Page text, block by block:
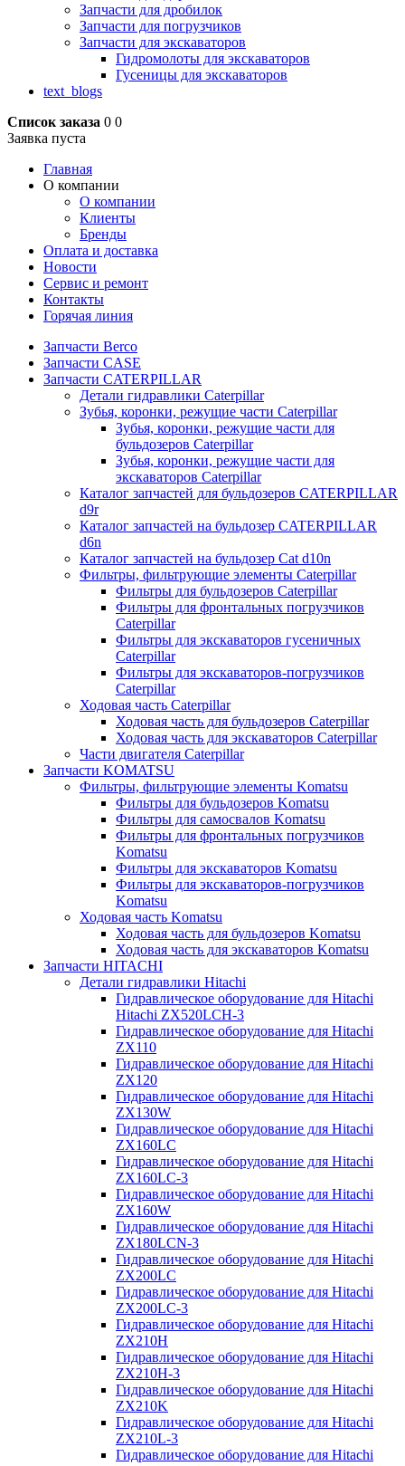
Запчасти для дробилок
Запчасти для погрузчиков
Запчасти для экскаваторов
Гидромолоты для экскаваторов
Гусеницы для экскаваторов
text_blogs
Список заказа 0 0
Заявка пуста
Главная
О компании
О компании
Клиенты
Бренды
Оплата и доставка
Новости
Сервис и ремонт
Контакты
Горячая линия
Запчасти Berco
Запчасти CASE
Запчасти CATERPILLAR
Детали гидравлики Caterpillar
Зубья, коронки, режущие части Caterpillar
Зубья, коронки, режущие части для
бульдозеров Caterpillar
Зубья, коронки, режущие части для
экскаваторов Caterpillar
Каталог запчастей для бульдозеров CATERPILLAR
d9r
Каталог запчастей на бульдозер CATERPILLAR
d6n
Каталог запчастей на бульдозер Сat d10n
Фильтры, фильтрующие элементы Caterpillar
Фильтры для бульдозеров Caterpillar
Фильтры для фронтальных погрузчиков
Caterpillar
Фильтры для экскаваторов гусеничных
Caterpillar
Фильтры для экскаваторов-погрузчиков
Caterpillar
Ходовая часть Caterpillar
Ходовая часть для бульдозеров Caterpillar
Ходовая часть для экскаваторов Caterpillar
Части двигателя Caterpillar
Запчасти KOMATSU
Фильтры, фильтрующие элементы Komatsu
Фильтры для бульдозеров Komatsu
Фильтры для самосвалов Komatsu
Фильтры для фронтальных погрузчиков
Komatsu
Фильтры для экскаваторов Komatsu
Фильтры для экскаваторов-погрузчиков
Komatsu
Ходовая часть Komatsu
Ходовая часть для бульдозеров Komatsu
Ходовая часть для экскаваторов Komatsu
Запчасти HITACHI
Детали гидравлики Hitachi
Гидравлическое оборудование для Hitachi
Hitachi ZX520LCH-3
Гидравлическое оборудование для Hitachi
ZX110
Гидравлическое оборудование для Hitachi
ZX120
Гидравлическое оборудование для Hitachi
ZX130W
Гидравлическое оборудование для Hitachi
ZX160LC
Гидравлическое оборудование для Hitachi
ZX160LC-3
Гидравлическое оборудование для Hitachi
ZX160W
Гидравлическое оборудование для Hitachi
ZX180LCN-3
Гидравлическое оборудование для Hitachi
ZX200LC
Гидравлическое оборудование для Hitachi
ZX200LC-3
Гидравлическое оборудование для Hitachi
ZX210H
Гидравлическое оборудование для Hitachi
ZX210H-3
Гидравлическое оборудование для Hitachi
ZX210K
Гидравлическое оборудование для Hitachi
ZX210L-3
Гидравлическое оборудование для Hitachi